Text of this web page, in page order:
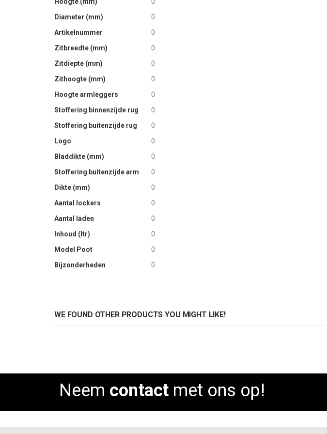
Diameter (mm)
0
Artikelnummer
0
Zitbreedte (mm)
0
Zitdiepte (mm)
0
Zithoogte (mm)
0
Hoogte armleggers
0
Stoffering binnenzijde rug
0
Stoffering buitenzijde rug
0
Logo
0
Bladdikte (mm)
0
Stoffering buitenzijde arm
0
Dikte (mm)
0
Aantal lockers
0
Aantal laden
0
Inhoud (ltr)
0
Model Poot
0
Bijzonderheden
0
WE FOUND OTHER PRODUCTS YOU MIGHT LIKE!
Neem contactmet ons op!